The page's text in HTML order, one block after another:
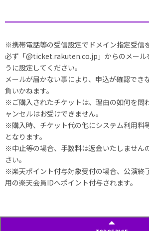
※携帯電話等の受信設定でドメイン指定受信
必ず「@ticket.rakuten.co.jp」からのメール
うに設定してください。
メールが届かない事により、申込が確認でき
負いかねます。
※ご購入されたチケットは、理由の如何を問
ャンセルはお受けできません。
※購入時、チケット代の他にシステム利用料
となります。
※中止等の場合、手数料は返金いたしません
さい。
※楽天ポイント付与対象受付の場合、公演終
用の楽天会員IDへポイント付与されます。